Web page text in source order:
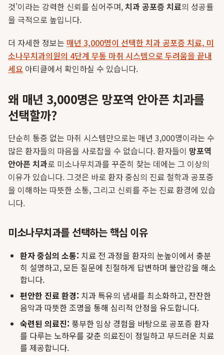
것'이라는 강력한 신뢰를 심어주며,치과 공포증 치료의 성공률
을 극적으로 높입니다.
더 자세한 정보는 매년 3,000명이 선택한 치과 공포증 치료, 미
소나무치과의원의 4단계 무통 마취 시스템으로 두려움을 끝내
세요 아티클에서 확인하실 수 있습니다.
왜 매년 3,000명은 망포역 안아픈 치과를
선택할까?
단순히 통증 없는 마취 시스템만으로는 매년 3,000명이라는 수
많은 환자들의 마음을 사로잡을 수 없습니다. 환자들이 망포역
안아픈 치과로 미소나무치과를 꾸준히 찾는 데에는 그 이상의
이유가 있습니다. 그것은 바로 환자 중심의 진료 철학과 공포증
을 이해하는 따뜻한 소통, 그리고 신뢰를 주는 진료 환경에 있습
니다.
미소나무치과를 선택하는 핵심 이유
환자 중심의 소통: 치료 전 과정을 환자의 눈높이에서 충분
히 설명하고, 모든 질문에 친절하게 답변하며 불안감을 해소
합니다.
편안한 진료 환경: 치과 특유의 냄새를 최소화하고, 잔잔한
음악과 따뜻한 조명을 통해 심리적 안정을 유도합니다.
숙련된 의료진: 풍부한 임상 경험을 바탕으로 공포증 환자
를 다루는 노하우를 갖춘 의료진이 정밀하고 부드러운 치료
를 제공합니다.